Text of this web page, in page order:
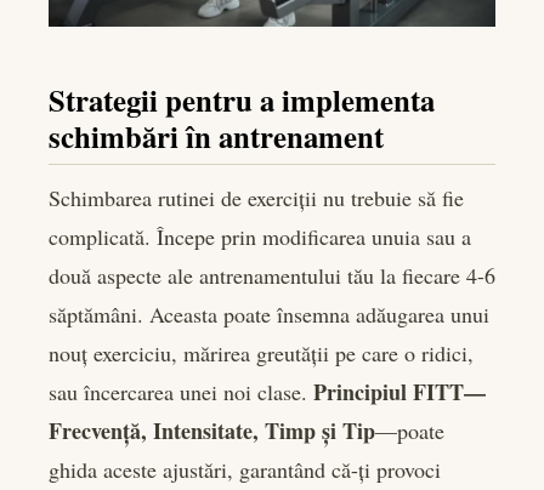
Strategii pentru a implementa
schimbări în antrenament
Schimbarea rutinei de exerciții nu trebuie să fie
complicată. Începe prin modificarea unuia sau a
două aspecte ale antrenamentului tău la fiecare 4-6
săptămâni. Aceasta poate însemna adăugarea unui
nouț exerciciu, mărirea greutății pe care o ridici,
sau încercarea unei noi clase. Principiul FITT—
Frecvență, Intensitate, Timp și Tip—poate
ghida aceste ajustări, garantând că-ți provoci